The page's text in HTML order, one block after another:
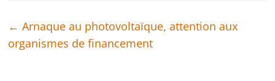
← Arnaque au photovoltaïque, attention aux
organismes de financement